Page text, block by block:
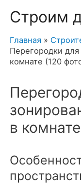
Строим
Главная
Перегородки для
комнате (120
в